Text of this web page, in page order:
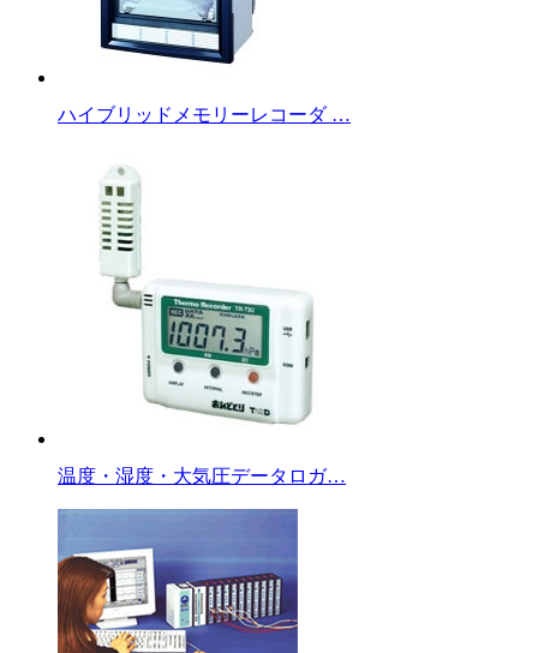
ハイブリッドメモリーレコーダ …
温度・湿度・大気圧データロガ…